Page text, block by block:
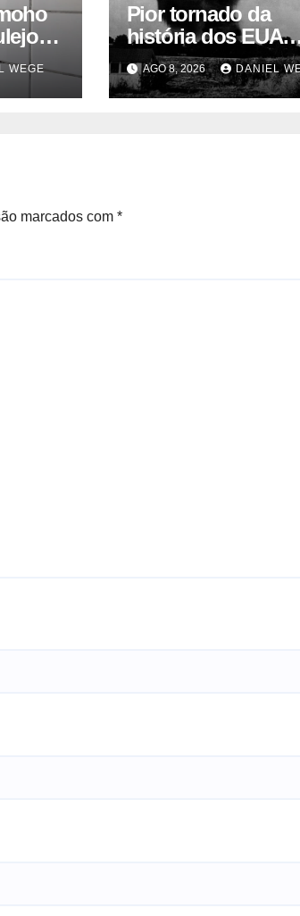
WEGE
Pior tornado da
história dos EUA
devastou 3
deixou centenas
mortos
AGO 8, 2026 DANIEL
marcados com *